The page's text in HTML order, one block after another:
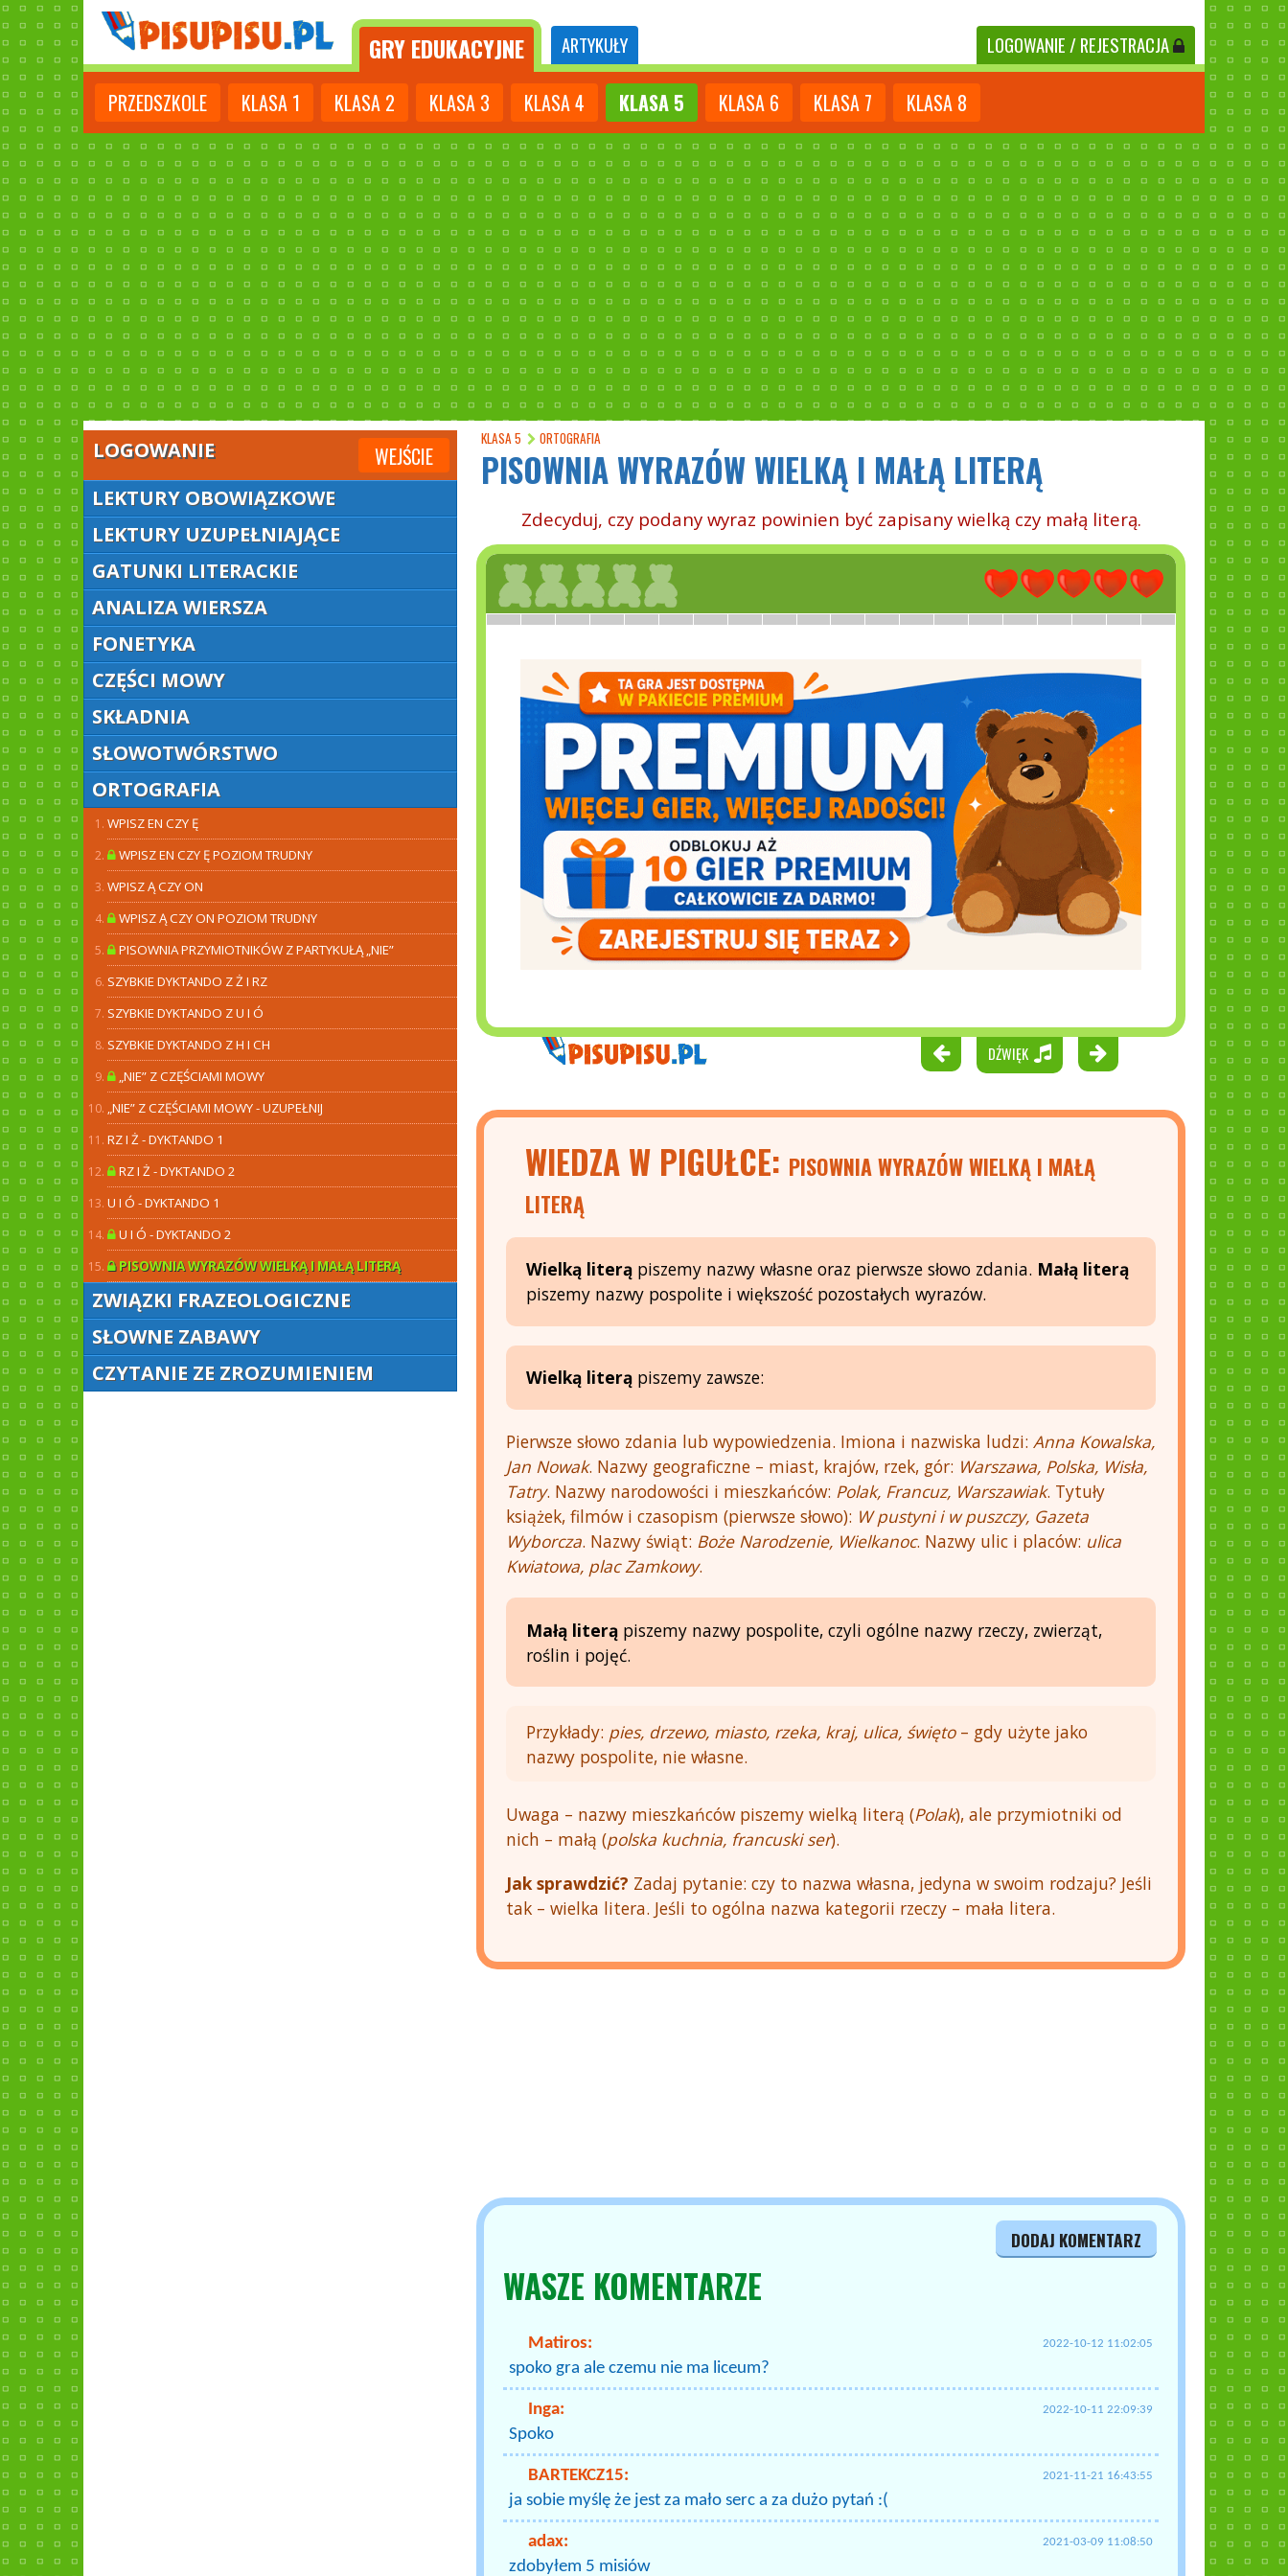
GRYEDUKACYJNE ARTYKUŁY LOGOWANIE / REJESTRACJA
PRZEDSZKOLE KLASA 1 KLASA 2 KLASA 3 KLASA4 KLASA 5 KLASA 6 KLASA 7 KLASA 8
KLASA 5 ORTOGRAFIA
PISOWNIA WYRAZÓW WIELKĄ I MAŁĄ LITERĄ
Zdecyduj, czy podany wyraz powinien być zapisany wielką czy małą literą.
DŹWIĘK
WIEDZA W PIGUŁCE: PISOWNIA WYRAZÓW WIELKĄ I MAŁĄ
LITERĄ
Wielką literąpiszemy nazwy własne oraz pierwsze słowo zdania. Małą literą
piszemy nazwy pospolite i większość pozostałych wyrazów.
Wielką literąpiszemy zawsze:
Pierwsze słowo zdania lub wypowiedzenia. Imiona i nazwiska ludzi:Anna Kowalska,
Jan Nowak. Nazwy geograficzne – miast, krajów, rzek, gór: Warszawa, Polska, Wisła,
Tatry. Nazwy narodowości i mieszkańców: Polak, Francuz, Warszawiak. Tytuły
książek, filmów i czasopism (pierwsze słowo): W pustyni i w puszczy, Gazeta
Wyborcza. Nazwy świąt: Boże Narodzenie, Wielkanoc. Nazwy ulic i placów: ulica
Kwiatowa, plac Zamkowy.
Małą literąpiszemy nazwy pospolite, czyli ogólne nazwy rzeczy, zwierząt,
roślin i pojęć.
Przykłady: pies, drzewo, miasto, rzeka, kraj, ulica, święto– gdy użyte jako
nazwy pospolite, nie własne.
Uwaga – nazwy mieszkańców piszemy wielką literą (Polak), ale przymiotniki od
nich – małą (polska kuchnia, francuski ser).
Jak sprawdzić? Zadaj pytanie: czy to nazwa własna, jedyna w swoim rodzaju? Jeśli
tak – wielka litera. Jeśli to ogólna nazwa kategorii rzeczy – mała litera.
DODAJ KOMENTARZ
WASZE KOMENTARZE
Matiros: 2022-10-12 11:02:05
spoko gra ale czemu nie ma liceum?
Inga: 2022-10-11 22:09:39
Spoko
BARTEKCZ15: 2021-11-21 16:43:55
ja sobie myślę że jest za mało serc a za dużo pytań :(
adax: 2021-03-09 11:08:50
zdobyłem 5 misiów
LOGOWANIE WEJŚCIE
LEKTURY OBOWIĄZKOWE
LEKTURY UZUPEŁNIAJĄCE
GATUNKI LITERACKIE
ANALIZA WIERSZA
FONETYKA
CZĘŚCI MOWY
SKŁADNIA
SŁOWOTWÓRSTWO
ORTOGRAFIA
WPISZ EN CZY Ę
WPISZ EN CZY Ę POZIOM TRUDNY
WPISZ Ą CZY ON
WPISZ Ą CZY ON POZIOM TRUDNY
PISOWNIA PRZYMIOTNIKÓW Z PARTYKUŁĄ „NIE”
SZYBKIE DYKTANDO Z Ż I RZ
SZYBKIE DYKTANDO Z U I Ó
SZYBKIE DYKTANDO Z H I CH
„NIE” Z CZĘŚCIAMI MOWY
„NIE” Z CZĘŚCIAMI MOWY - UZUPEŁNIJ
RZ I Ż - DYKTANDO 1
RZ I Ż - DYKTANDO 2
U I Ó - DYKTANDO 1
U I Ó - DYKTANDO 2
PISOWNIA WYRAZÓW WIELKĄ I MAŁĄ LITERĄ
ZWIĄZKI FRAZEOLOGICZNE
SŁOWNE ZABAWY
CZYTANIE ZE ZROZUMIENIEM